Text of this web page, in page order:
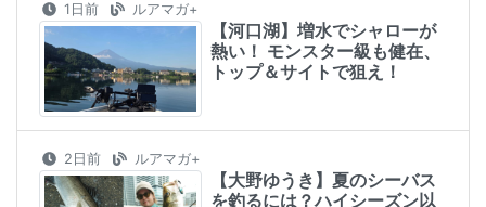
1日前 ルアマガ+
【河口湖】増水でシャローが
熱い！ モンスター級も健在、
トップ＆サイトで狙え！
2日前 ルアマガ+
【大野ゆうき】夏のシーバス
を釣るには？ハイシーズン以